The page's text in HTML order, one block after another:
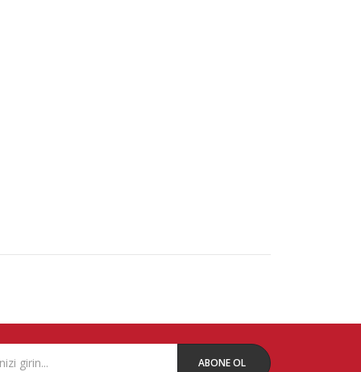
ABONE OL